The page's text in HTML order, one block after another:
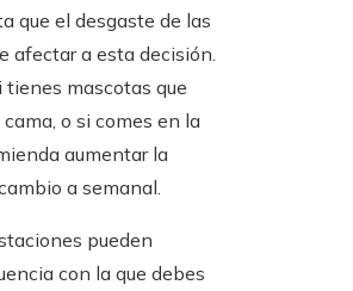
que el desgaste de las
afectar a esta decisión.
tienes mascotas que
o si comes en la
aumentar la
a semanal.
pueden
con la que debes